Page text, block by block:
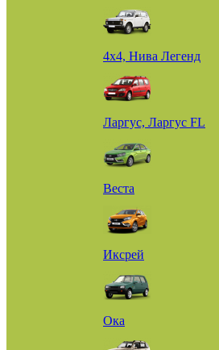
4х4, Нива Легенд
Ларгус, Ларгус FL
Веста
Иксрей
Ока